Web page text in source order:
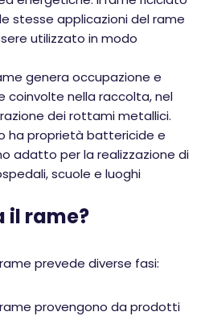
stesse applicazioni del rame
utilizzato in modo
genera occupazione e
coinvolte nella raccolta, nel
dei rottami metallici.
ha proprietà battericide e
adatto per la realizzazione di
scuole e luoghi
il rame?
prevede diverse fasi:
provengono da prodotti